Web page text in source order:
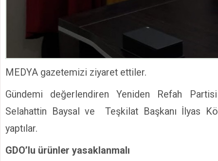
MEDYA gazetemizi ziyaret ettiler.
Gündemi değerlendiren Yeniden Refah
Selahattin Baysal ve Teşkilat Başkanı İlyas
yaptılar.
GDO’lu ürünler yasaklanmalı